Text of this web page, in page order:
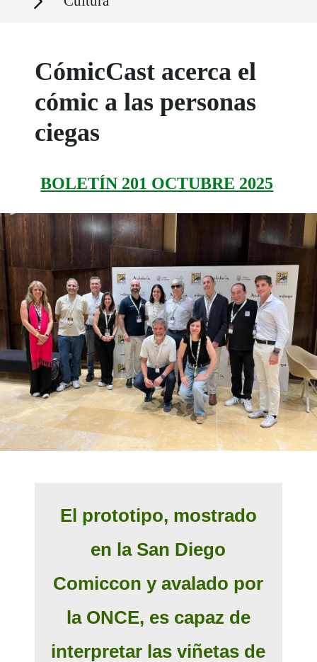
CómicCast acerca el
cómic a las personas
ciegas
BOLETÍN 201 OCTUBRE 2025
El prototipo, mostrado
en la San Diego
Comiccon y avalado por
la ONCE, es capaz de
interpretar las viñetas de